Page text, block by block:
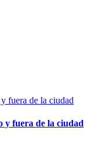
y fuera de la ciudad